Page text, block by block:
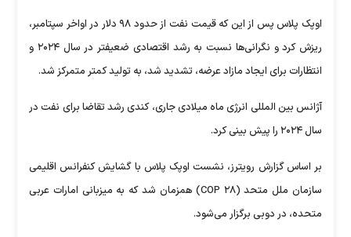
اوپک پلاس پس از این که قیمت نفت از حدود ۹۸ دلار در اواخر سپتامبر،
ریزش کرد و نگرانی‌ها نسبت به رشد اقتصادی ضعیفتر در سال ۲۰۲۴ و
انتظارات برای ایجاد مازاد عرضه، تشدید شد، به تولید کمتر متمرکز شد.
آژانس بین المللی انرژی ماه میلادی جاری، کندی رشد تقاضا برای نفت در
سال ۲۰۲۴ را پیش بینی کرد.
بر اساس گزارش رویترز، نشست اوپک پلاس با گشایش کنفرانس اقلیمی
سازمان ملل متحد (COP ۲۸) همزمان شد که به میزبانی امارات عربی
متحده، در دوبی برگزار می‌شود.